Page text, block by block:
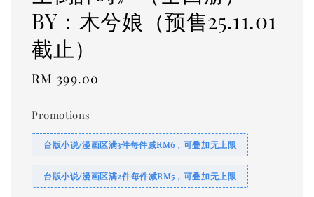
BY：木兮娘（预售25.11.01
截止）
Regular
RM 399.00
Promotions
台版小说/漫画区满3件每件减RM6，可叠加无上限
台版小说/漫画区满2件每件减RM5，可叠加无上限